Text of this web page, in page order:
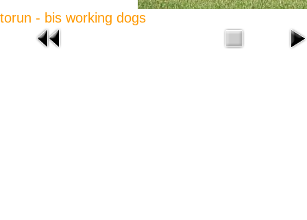
torun - bis working dogs